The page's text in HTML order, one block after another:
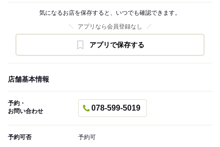
気になるお店を保存すると、いつでも確認できます。
アプリなら会員登録なし
アプリで保存する
店舗基本情報
予約・
お問い合わせ
078-599-5019
予約可否 予約可